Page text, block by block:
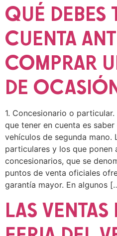
QUÉ DEBES
CUENTA
COMPRAR
DE
1. Concesionario o
que tener en cuenta es
vehículos de segunda mano.
particulares y los que ponen
concesionarios, que se
puntos de venta oficiales
garantía mayor. En algunos
LAS VENTAS